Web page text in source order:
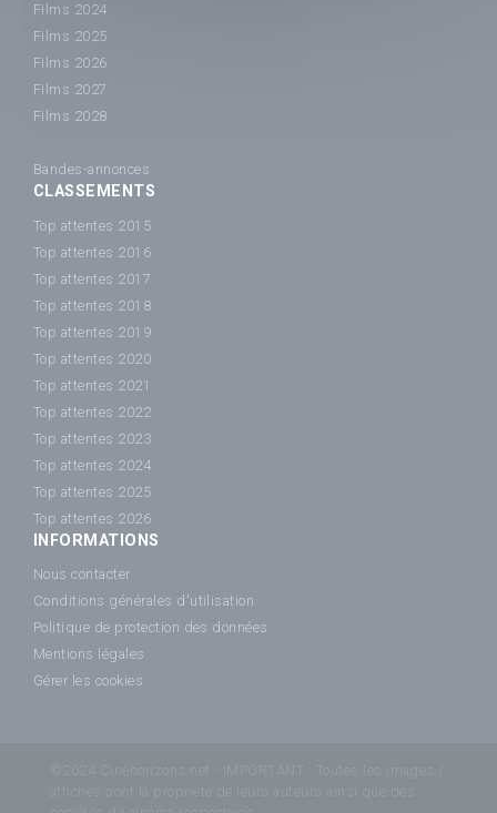
Films 2024
Films 2025
Films 2026
Films 2027
Films 2028
Bandes-annonces
CLASSEMENTS
Top attentes 2015
Top attentes 2016
Top attentes 2017
Top attentes 2018
Top attentes 2019
Top attentes 2020
Top attentes 2021
Top attentes 2022
Top attentes 2023
Top attentes 2024
Top attentes 2025
Top attentes 2026
INFORMATIONS
Nous contacter
Conditions générales d'utilisation
Politique de protection des données
Mentions légales
Gérer les cookies